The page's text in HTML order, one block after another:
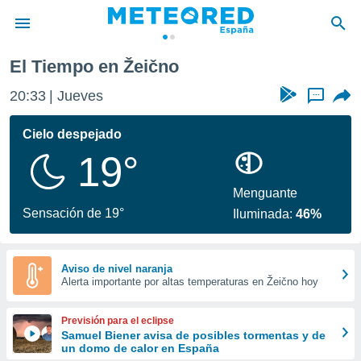
de
por
se
calidad.
a este
las
y
forma
digital
basada
El Tiempo en Žeično
20:33 Jueves ...
Cielo despejado
19°
Sensación de 19°
Menguante
Iluminada:46%
Aviso de nivel naranja
Alerta importante por altas temperaturas en Žeično hoy
Previsión para el eclipse
Samuel Biener avisa de posibles tormentas y de
un domo de calor en España